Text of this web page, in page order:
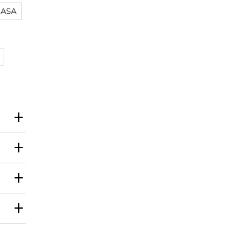
ASA